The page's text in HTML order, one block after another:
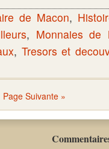
de Macon,
, Monnaies de
, Tresors et
Page Suivante »